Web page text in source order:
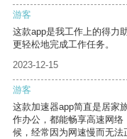
游客
这款app是我工作上的得力
更轻松地完成工作任务。
2023-12-15
游客
这款加速器app简直是居家
作办公，都能畅享高速网
候，经常因为网速慢而无